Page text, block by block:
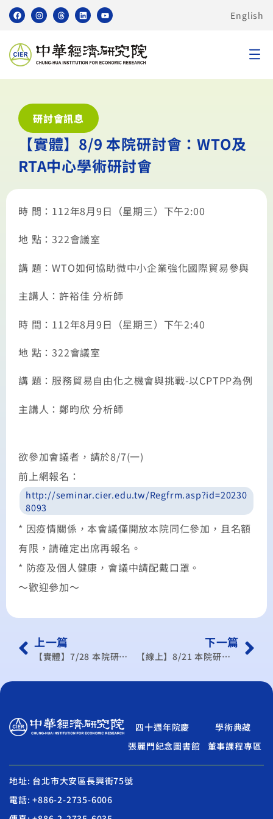
English
研討會訊息
【實體】8/9 本院研討會：WTO及
RTA中心學術研討會
時 間：112年8月9日（星期三）下午2:00
地 點：322會議室
講 題：WTO如何協助微中小企業強化國際貿易參與
主講人：許裕佳 分析師
時 間：112年8月9日（星期三）下午2:40
地 點：322會議室
講 題：服務貿易自由化之機會與挑戰-以CPTPP為例
主講人：鄭昀欣 分析師
欲參加會議者，請於8/7(一)
前上網報名：
http://seminar.cier.edu.tw/Regfrm.asp?id=20230
8093
* 因疫情關係，本會議僅開放本院同仁參加，且名額
有限，請確定出席再報名。
* 防疫及個人健康，會議中請配戴口罩。
〜歡迎參加〜
上一篇
【實體】7/28 本院研討會：第三研究所學術研討會
下一篇
【線上】8/21 本院研討會：第二研究所學術研討會
四十週年院慶
學術典藏
張麗門紀念圖書館
董事課程專區
地址: 台北市大安區長興街75號
電話: +886-2-2735-6006